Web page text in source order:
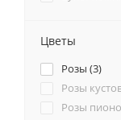
Цветы
Розы (3)
Розы
Розы